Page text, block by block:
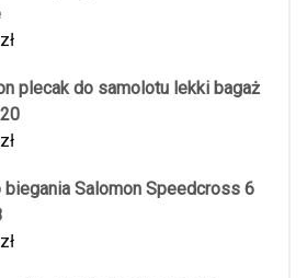
zł
plecak do samolotu lekki bagaż
zł
biegania Salomon Speedcross 6
zł